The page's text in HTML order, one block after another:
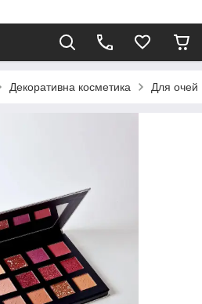
Декоративна косметика Для очей